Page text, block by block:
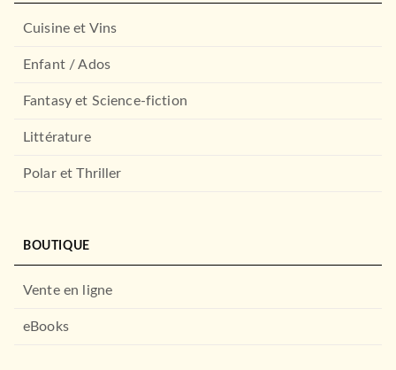
Cuisine et Vins
Enfant / Ados
Fantasy et Science-fiction
Littérature
Polar et Thriller
BOUTIQUE
Vente en ligne
eBooks